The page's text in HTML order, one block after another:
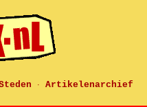
· Artikelenarchief